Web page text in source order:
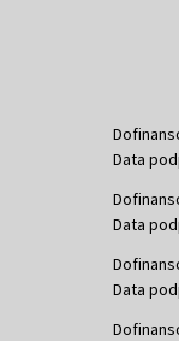
Data
Data
Data